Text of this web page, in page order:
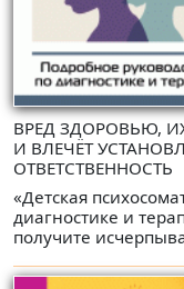
ВРЕД ЗДОРОВЬЮ,
И ВЛЕЧЁТ
ОТВЕТСТВЕННОСТЬ
«Детская
диагностике и
получите